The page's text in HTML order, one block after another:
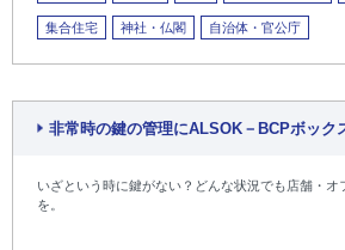
集合住宅 神社・仏閣 自治体・官公庁
非常時の鍵の管理にALSOK－BCPボック
いざという時に鍵がない？どんな状況でも店舗・オ
を。